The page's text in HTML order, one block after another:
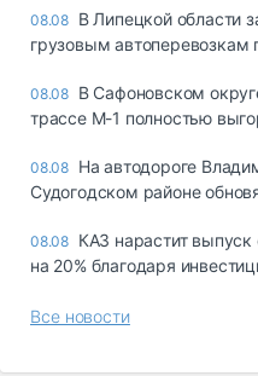
08.08 В Липецкой области
грузовым автоперевозкам
08.08 В Сафоновском
трассе М-1 полностью
08.08 На автодороге
Судогодском районе
08.08 КАЗ нарастит
на 20% благодаря
Все новости